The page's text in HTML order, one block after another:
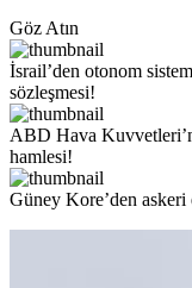
Göz Atın
İsrail’den otonom
sözleşmesi!
ABD Hava
hamlesi!
Güney Kore’den